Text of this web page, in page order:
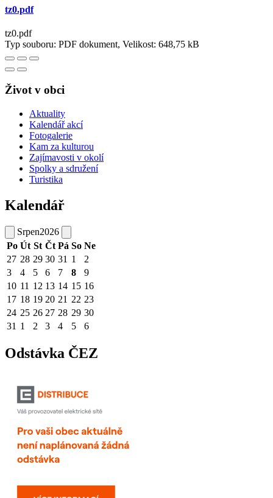
tz0.pdf
tz0.pdf
Typ souboru: PDF dokument, Velikost: 648,75 kB
Život v obci
Aktuality
Kalendář akcí
Fotogalerie
Kam za kulturou
Zajímavosti v okolí
Spolky a sdružení
Turistika
Kalendář
Srpen2026
Po Út St Čt Pá So Ne
27 28 29 30 31 1
2
3
4 5 6 7 8
9
10 11 12 13 14 15 16
17 18 19 20 21 22 23
24 25 26 27 28 29 30
31 1 2 3 4 5 6
Odstávka ČEZ